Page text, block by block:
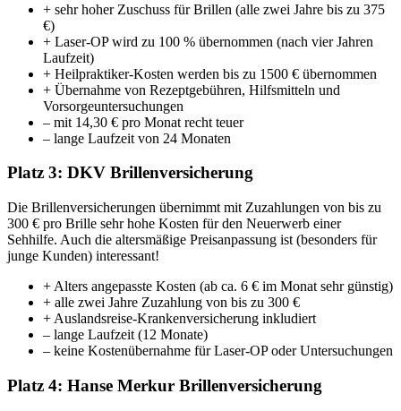
+ sehr hoher Zuschuss für Brillen (alle zwei Jahre bis zu 375
€)
+ Laser-OP wird zu 100 % übernommen (nach vier Jahren
Laufzeit)
+ Heilpraktiker-Kosten werden bis zu 1500 € übernommen
+ Übernahme von Rezeptgebühren, Hilfsmitteln und
Vorsorgeuntersuchungen
– mit 14,30 € pro Monat recht teuer
– lange Laufzeit von 24 Monaten
Platz 3: DKV Brillenversicherung
Die Brillenversicherungen übernimmt mit Zuzahlungen von bis zu
300 € pro Brille sehr hohe Kosten für den Neuerwerb einer
Sehhilfe. Auch die altersmäßige Preisanpassung ist (besonders für
junge Kunden) interessant!
+ Alters angepasste Kosten (ab ca. 6 € im Monat sehr günstig)
+ alle zwei Jahre Zuzahlung von bis zu 300 €
+ Auslandsreise-Krankenversicherung inkludiert
– lange Laufzeit (12 Monate)
– keine Kostenübernahme für Laser-OP oder Untersuchungen
Platz 4: Hanse Merkur Brillenversicherung